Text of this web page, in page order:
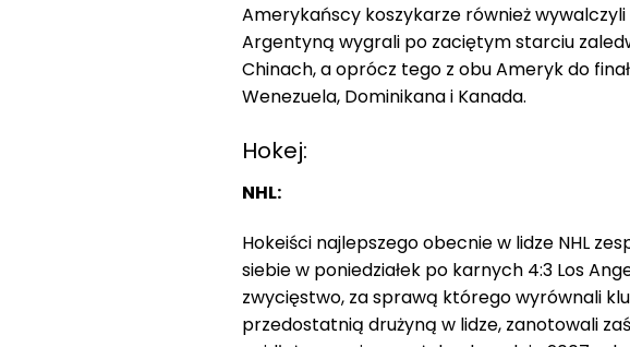
Amerykańscy koszykarze również
Argentyną wygrali po zaciętym starciu
Chinach, a oprócz tego z obu Ameryk do
Wenezuela, Dominikana i Kanada.
Hokej:
NHL:
Hokeiści najlepszego obecnie w lidze NHL
siebie w poniedziałek po karnych 4:3 Los
zwycięstwo, za sprawą którego wyrównali
przedostatnią drużyną w lidze, zanotowali